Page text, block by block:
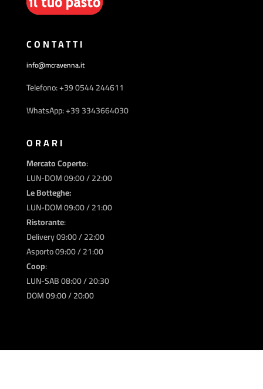
CONTATTI
info@mcravenna.it
Telefono: +39 0544 244611
WhatsApp: +39 3343664030
ORARI
Mercato Coperto:
LUN-DOM 09:00 / 22:00
Le Botteghe:
LUN-DOM 09:00 / 21:00
Ristorante:
Delivery 09:00 / 22:00
Asporto 09:00 / 21:00
Coop:
LUN-SAB 08:00 / 20:30
DOM 09:00 / 20:00